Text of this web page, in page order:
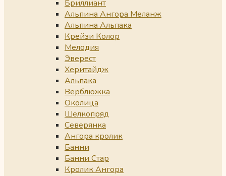
Бриллиант
Альпина Ангора Меланж
Альпина Альпака
Крейзи Колор
Мелодия
Эверест
Херитайдж
Альпака
Верблюжка
Околица
Шелкопряд
Северянка
Ангора кролик
Банни
Банни Стар
Кролик Ангора